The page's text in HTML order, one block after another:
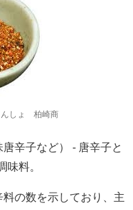
んしょ 柏崎商
辛子など） - 唐辛子と
味料。
の数を示しており、主